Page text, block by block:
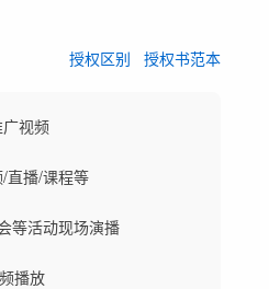
授权区别 授权书范本
视频
直播/课程等
等活动现场演播
播放